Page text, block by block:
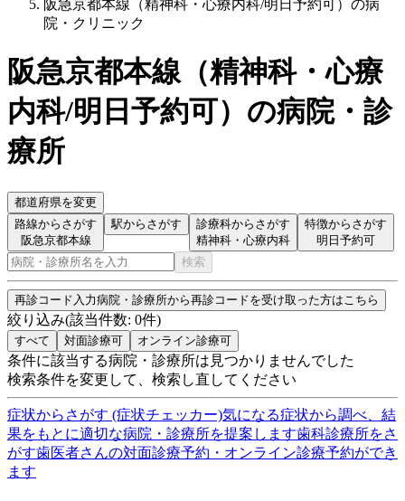
阪急京都本線（精神科・心療内科/明日予約可）の病
院・クリニック
阪急京都本線（精神科・心療
内科/明日予約可） の病院・診
療所
都道府県を変更
路線からさがす
阪急京都本線
駅からさがす
診療科からさがす
精神科・心療内科
特徴からさがす
明日予約可
検索
再診コード入力病院・診療所から再診コードを受け取った方はこちら
絞り込み(該当件数: 0件)
すべて 対面診療可 オンライン診療可
条件に該当する病院・診療所は見つかりませんでした
検索条件を変更して、検索し直してください
症状からさがす (症状チェッカー)気になる症状から調べ、結
果をもとに適切な病院・診療所を提案します歯科診療所をさ
がす歯医者さんの対面診療予約・オンライン診療予約ができ
ます